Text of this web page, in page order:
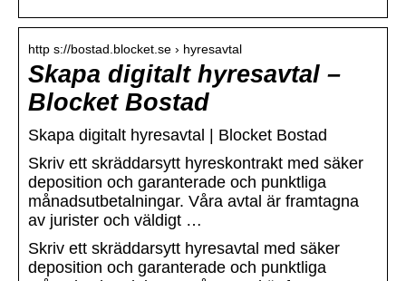
http s://bostad.blocket.se › hyresavtal
Skapa digitalt hyresavtal –
Blocket Bostad
Skapa digitalt hyresavtal | Blocket Bostad
Skriv ett skräddarsytt hyreskontrakt med säker
deposition och garanterade och punktliga
månadsutbetalningar. Våra avtal är framtagna
av jurister och väldigt …
Skriv ett skräddarsytt hyresavtal med säker
deposition och garanterade och punktliga